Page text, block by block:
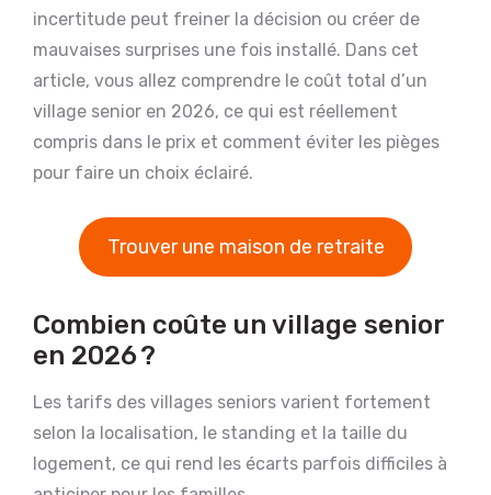
incertitude peut freiner la décision ou créer de
mauvaises surprises une fois installé. Dans cet
article, vous allez comprendre le coût total d’un
village senior en 2026, ce qui est réellement
compris dans le prix et comment éviter les pièges
pour faire un choix éclairé.
Trouver une maison de retraite
Combien coûte un village senior
en 2026 ?
Les tarifs des villages seniors varient fortement
selon la localisation, le standing et la taille du
logement, ce qui rend les écarts parfois difficiles à